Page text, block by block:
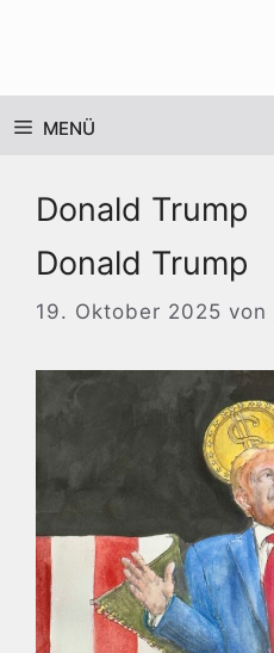
MENÜ
Donald Trump
Donald Trump
19. Oktober 2025 von